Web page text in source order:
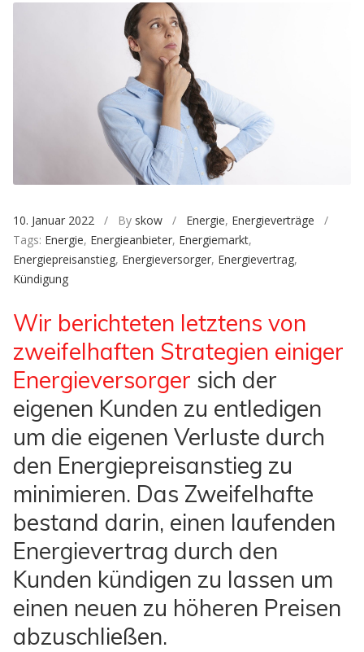
10. Januar 2022 / By skow / Energie, Energieverträge /
Tags: Energie, Energieanbieter, Energiemarkt,
Energiepreisanstieg, Energieversorger, Energievertrag,
Kündigung
Wir berichteten letztens von
zweifelhaften Strategien einiger
Energieversorger sich der
eigenen Kunden zu entledigen
um die eigenen Verluste durch
den Energiepreisanstieg zu
minimieren. Das Zweifelhafte
bestand darin, einen laufenden
Energievertrag durch den
Kunden kündigen zu lassen um
einen neuen zu höheren Preisen
abzuschließen.